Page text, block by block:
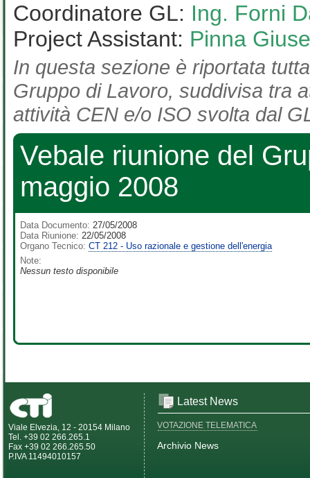
Coordinatore GL: Ing. Forni
Project Assistant: Pinna
In questa sezione è riportata
Gruppo di Lavoro, suddivisa tra
attività CEN e/o ISO svolta dal
Vebale riunione del
maggio 2008
Data Documento: 27/05/2008
Data Riunione: 22/05/2008
Organo Tecnico: CT 212 - Uso razionale e gestione dell'energia
Note:
Nessun testo disponibile
Viale Elvezia, 12 - 20154 Milano
Tel. +39 02 266.265.1
Fax +39 02 266.265.50
P.IVA 11494010157
Latest News
VOTAZIONE TELEMATICA
Archivio News